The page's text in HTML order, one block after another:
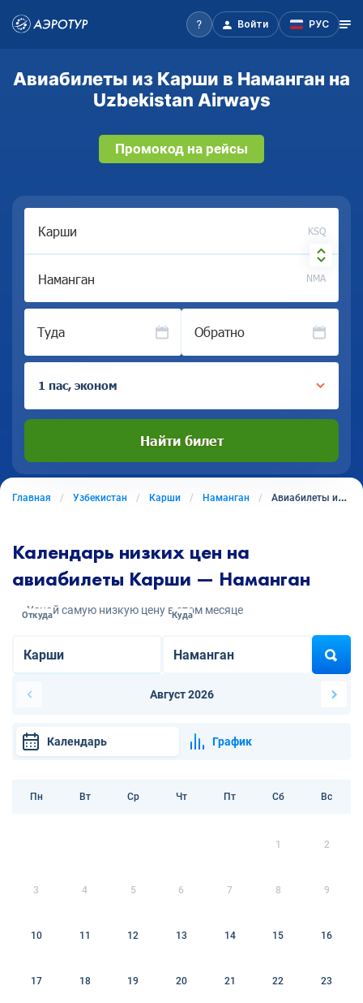
Войти РУС
Авиабилеты из Карши в Наманган на
Uzbekistan Airways
Промокод на рейсы
KSQ
NMA
Туда Обратно
1 пас, эконом
Найти билет
Главная Узбекистан Карши Наманган Авиабилеты из Карши в Наманган
Календарь низких цен на
авиабилеты Карши — Наманган
Узнай самую низкую цену в этом месяце
Откуда Куда
Август 2026
Календарь График
Пн Вт Ср Чт Пт Сб Вс
1 2
3 4 5 6 7 8 9
10 11 12 13 14 15 16
17 18 19 20 21 22 23